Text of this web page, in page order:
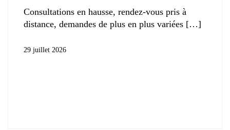
Consultations en hausse, rendez-vous pris à
distance, demandes de plus en plus variées
29 juillet 2026